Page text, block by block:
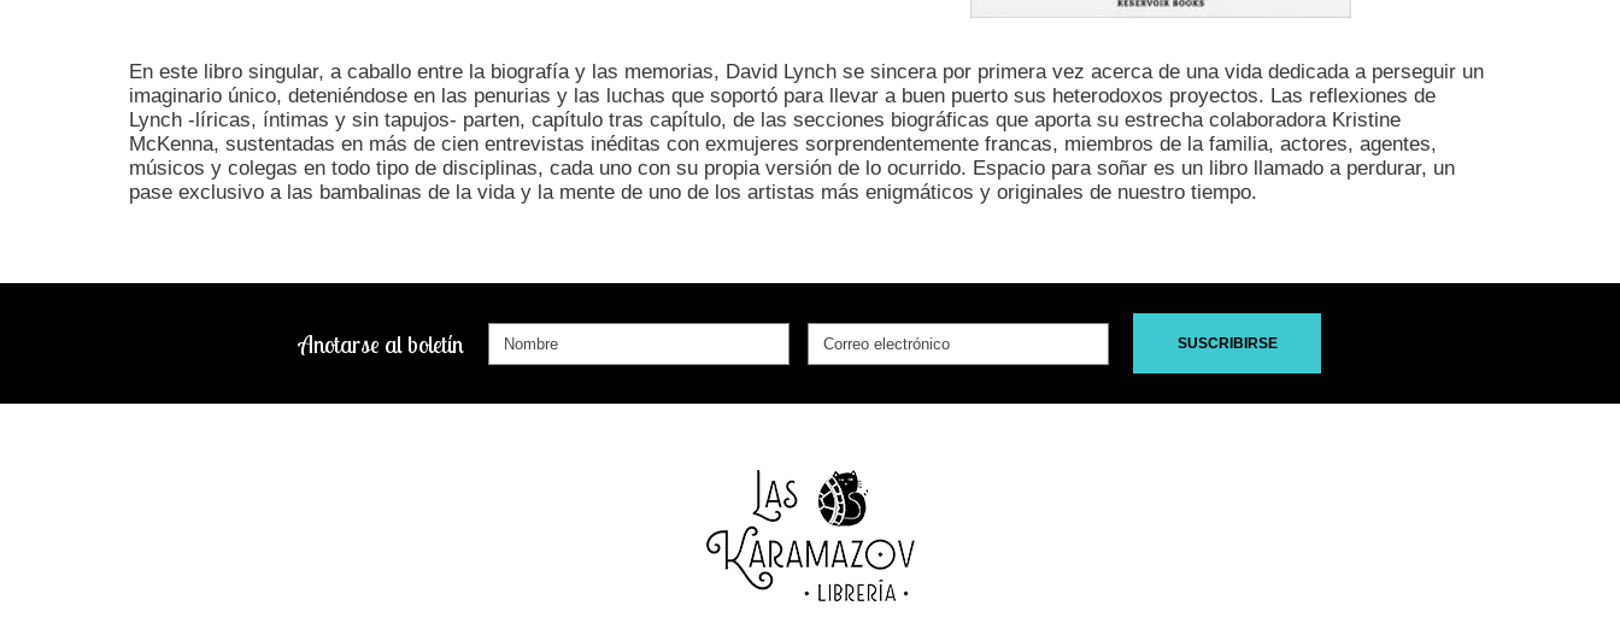
En este libro singular, a caballo entre la biografía y las memorias, David Lynch se sincera por primera vez acerca de una vida dedicada a perseguir un
imaginario único, deteniéndose en las penurias y las luchas que soportó para llevar a buen puerto sus heterodoxos proyectos. Las reflexiones de
Lynch -líricas, íntimas y sin tapujos- parten, capítulo tras capítulo, de las secciones biográficas que aporta su estrecha colaboradora Kristine
McKenna, sustentadas en más de cien entrevistas inéditas con exmujeres sorprendentemente francas, miembros de la familia, actores, agentes,
músicos y colegas en todo tipo de disciplinas, cada uno con su propia versión de lo ocurrido. Espacio para soñar es un libro llamado a perdurar, un
pase exclusivo a las bambalinas de la vida y la mente de uno de los artistas más enigmáticos y originales de nuestro tiempo.
Anotarse al boletín SUSCRIBIRSE